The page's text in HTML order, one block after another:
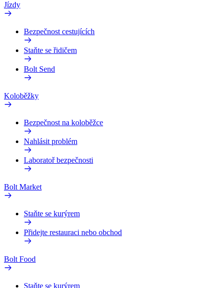
Jízdy
Bezpečnost cestujících
Staňte se řidičem
Bolt Send
Koloběžky
Bezpečnost na koloběžce
Nahlásit problém
Laboratoř bezpečnosti
Bolt Market
Staňte se kurýrem
Přidejte restauraci nebo obchod
Bolt Food
Staňte se kurýrem